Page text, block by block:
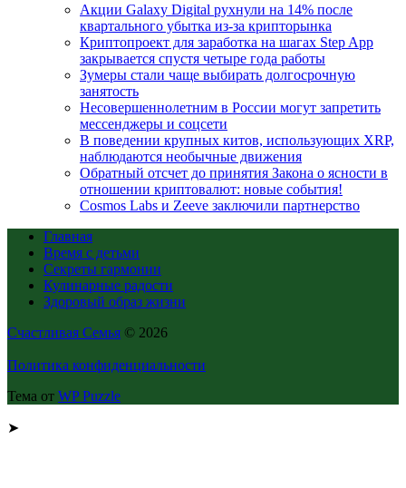
Акции Galaxy Digital рухнули на 14% после
квартального убытка из-за крипторынка
Криптопроект для заработка на шагах Step App
закрывается спустя четыре года работы
Зумеры стали чаще выбирать долгосрочную
занятость
Несовершеннолетним в России могут запретить
мессенджеры и соцсети
В поведении крупных китов, использующих XRP,
наблюдаются необычные движения
Обратный отсчет до принятия Закона о ясности в
отношении криптовалют: новые события!
Cosmos Labs и Zeeve заключили партнерство
Главная
Время с детьми
Секреты гармонии
Кулинарные радости
Здоровый образ жизни
Счастливая Семья © 2026
Политика конфиденциальности
Тема от WP Puzzle
➤